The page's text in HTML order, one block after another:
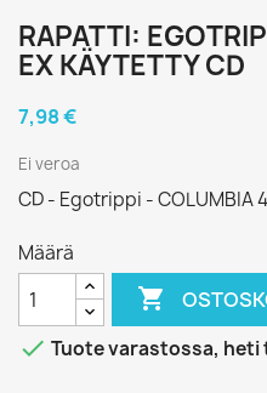
RAPATTI:
EX KÄYTETTY CD
7,98 €
Ei veroa
CD - Egotrippi - COLUMBIA
Määrä

 Tuote varastossa,